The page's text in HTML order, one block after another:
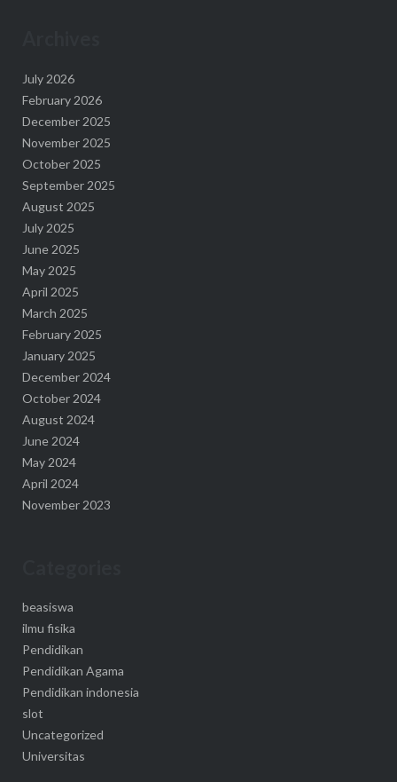
July 2026
February 2026
December 2025
November 2025
October 2025
September 2025
August 2025
July 2025
June 2025
May 2025
April 2025
March 2025
February 2025
January 2025
December 2024
October 2024
August 2024
June 2024
May 2024
April 2024
November 2023
beasiswa
ilmu fisika
Pendidikan
Pendidikan Agama
Pendidikan indonesia
slot
Uncategorized
Universitas